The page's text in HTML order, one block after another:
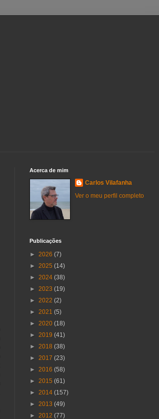
Acerca de mim
Carlos Vilafanha
Ver o meu perfil completo
Publicações
► 2026 (7)
► 2025 (14)
► 2024 (38)
► 2023 (19)
► 2022 (2)
► 2021 (5)
► 2020 (18)
► 2019 (41)
► 2018 (38)
► 2017 (23)
► 2016 (58)
► 2015 (61)
► 2014 (157)
► 2013 (49)
► 2012 (77)